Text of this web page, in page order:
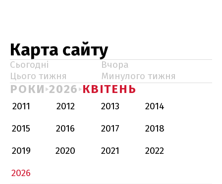
Карта сайту
Сьогодні
Вчора
Цього тижня
Минулого тижня
РОКИ 2026 КВІТЕНЬ
2011 2012 2013
2014
2015
2016 2017
2018
2019
2020 2021
2022
2026